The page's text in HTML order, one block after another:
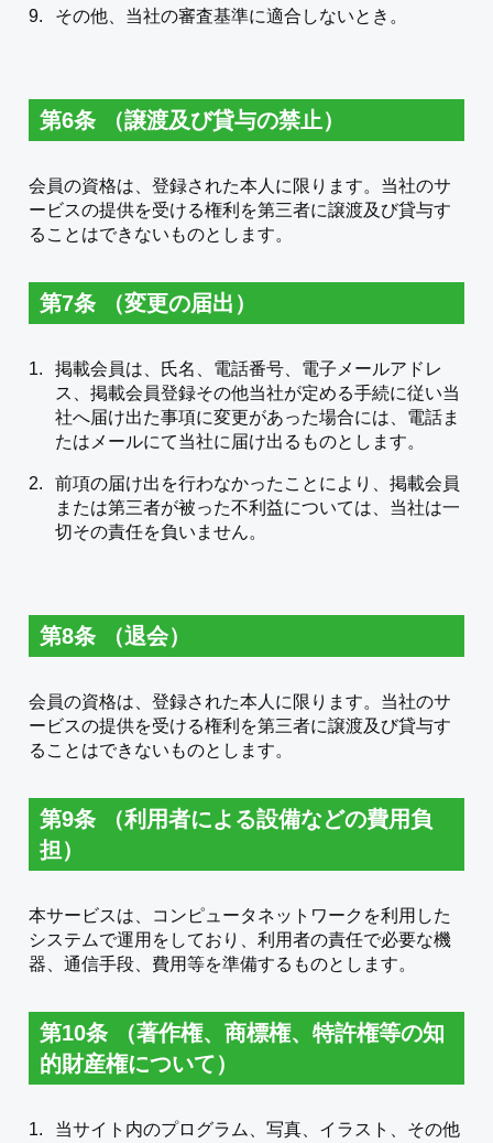
その他、当社の審査基準に適合しないとき。
第6条 （譲渡及び貸与の禁止）
会員の資格は、登録された本人に限ります。当社のサ
ービスの提供を受ける権利を第三者に譲渡及び貸与す
ることはできないものとします。
第7条 （変更の届出）
掲載会員は、氏名、電話番号、電子メールアドレ
ス、掲載会員登録その他当社が定める手続に従い当
社へ届け出た事項に変更があった場合には、電話ま
たはメールにて当社に届け出るものとします。
前項の届け出を行わなかったことにより、掲載会員
または第三者が被った不利益については、当社は一
切その責任を負いません。
第8条 （退会）
会員の資格は、登録された本人に限ります。当社のサ
ービスの提供を受ける権利を第三者に譲渡及び貸与す
ることはできないものとします。
第9条 （利用者による設備などの費用負
担）
本サービスは、コンピュータネットワークを利用した
システムで運用をしており、利用者の責任で必要な機
器、通信手段、費用等を準備するものとします。
第10条 （著作権、商標権、特許権等の知
的財産権について）
当サイト内のプログラム、写真、イラスト、その他